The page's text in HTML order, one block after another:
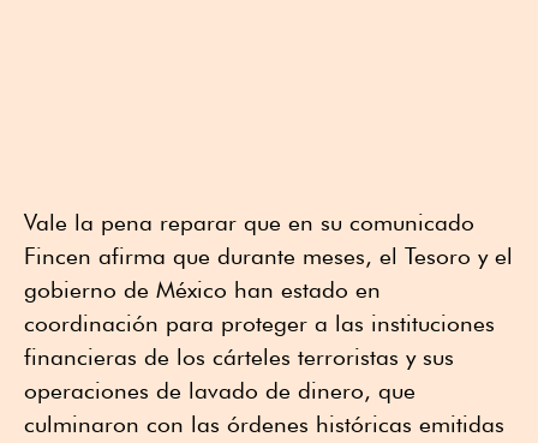
Vale la pena reparar que en su comunicado
Fincen afirma que durante meses, el Tesoro y el
gobierno de México han estado en
coordinación para proteger a las instituciones
financieras de los cárteles terroristas y sus
operaciones de lavado de dinero, que
culminaron con las órdenes históricas emitidas